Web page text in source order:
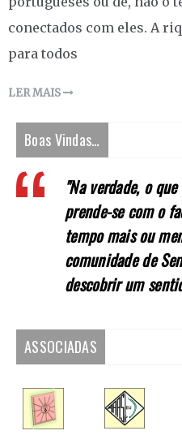
conectados com eles. A
para todos
LER MAIS
Boas Vindas…
"Na verdade, o
prende-se com o
tempo mais ou
comunidade de
descobrir um
ASSOCIADAS